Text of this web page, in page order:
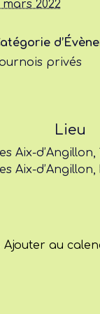
mars 2022
privés
Lieu
Aix-d’Angillon,
Aix-
Ajouter au